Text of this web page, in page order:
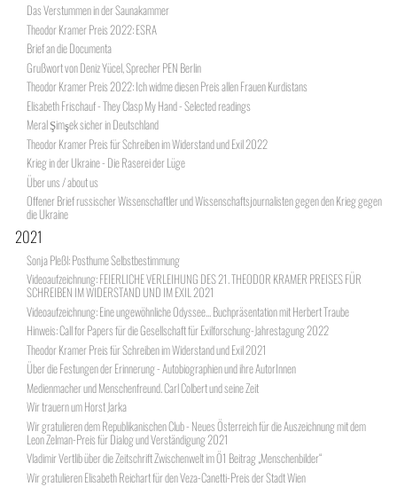
Das Verstummen in der Saunakammer
Theodor Kramer Preis 2022: ESRA
Brief an die Documenta
Grußwort von Deniz Yücel, Sprecher PEN Berlin
Theodor Kramer Preis 2022: Ich widme diesen Preis allen Frauen Kurdistans
Elisabeth Frischauf - They Clasp My Hand - Selected readings
Meral Şimşek sicher in Deutschland
Theodor Kramer Preis für Schreiben im Widerstand und Exil 2022
Krieg in der Ukraine - Die Raserei der Lüge
Über uns / about us
Offener Brief russischer Wissenschaftler und Wissenschaftsjournalisten gegen den Krieg gegen
die Ukraine
2021
Sonja Pleßl: Posthume Selbstbestimmung
Videoaufzeichnung: FEIERLICHE VERLEIHUNG DES 21. THEODOR KRAMER PREISES FÜR
SCHREIBEN IM WIDERSTAND UND IM EXIL 2021
Videoaufzeichnung: Eine ungewöhnliche Odyssee... Buchpräsentation mit Herbert Traube
Hinweis: Call for Papers für die Gesellschaft für Exilforschung-Jahrestagung 2022
Theodor Kramer Preis für Schreiben im Widerstand und Exil 2021
Über die Festungen der Erinnerung - Autobiographien und ihre AutorInnen
Medienmacher und Menschenfreund. Carl Colbert und seine Zeit
Wir trauern um Horst Jarka
Wir gratulieren dem Republikanischen Club - Neues Österreich für die Auszeichnung mit dem
Leon Zelman-Preis für Dialog und Verständigung 2021
Vladimir Vertlib über die Zeitschrift Zwischenwelt im Ö1 Beitrag „Menschenbilder“
Wir gratulieren Elisabeth Reichart für den Veza-Canetti-Preis der Stadt Wien